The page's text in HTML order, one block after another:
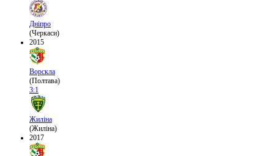
Дніпро
(Черкаси)
2015
Ворскла
(Полтава)
3:1
Жиліна
(Жиліна)
2017